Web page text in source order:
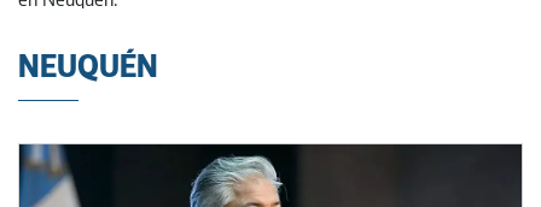
NEUQUÉN